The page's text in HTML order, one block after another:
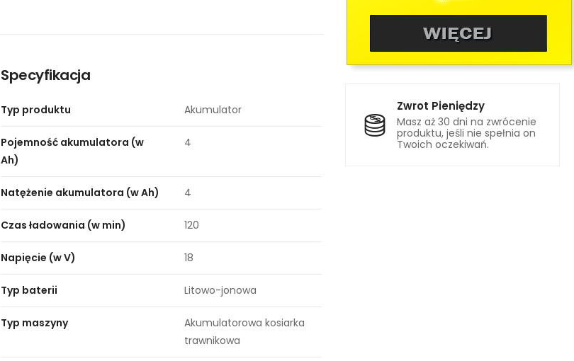
Zwrot Pieniędzy
Masz aż 30 dni na zwrócenie
produktu, jeśli nie spełnia on
Twoich oczekiwań.
Specyfikacja
Typ produktu Akumulator
Pojemność akumulatora (w
Ah)
4
Natężenie akumulatora (w Ah) 4
Czas ładowania (w min) 120
Napięcie (w V) 18
Typ baterii Litowo-jonowa
Typ maszyny
Akumulatorowa kosiarka
trawnikowa